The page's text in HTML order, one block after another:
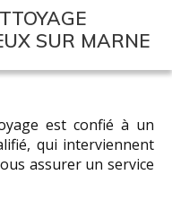
SUR MARNE
est confié à un
qui interviennent
assurer un service